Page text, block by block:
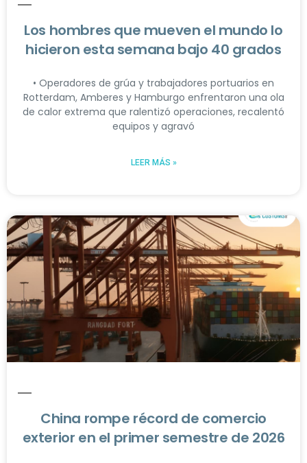
Los hombres que mueven el mundo lo
hicieron esta semana bajo 40 grados
• Operadores de grúa y trabajadores portuarios en
Rotterdam, Amberes y Hamburgo enfrentaron una ola
de calor extrema que ralentizó operaciones, recalentó
equipos y agravó
LEER MÁS »
China rompe récord de comercio
exterior en el primer semestre de 2026